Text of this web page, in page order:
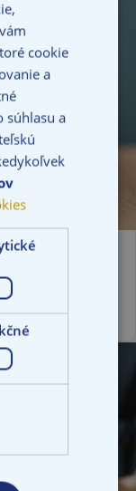
cookie
a
súhlasu a